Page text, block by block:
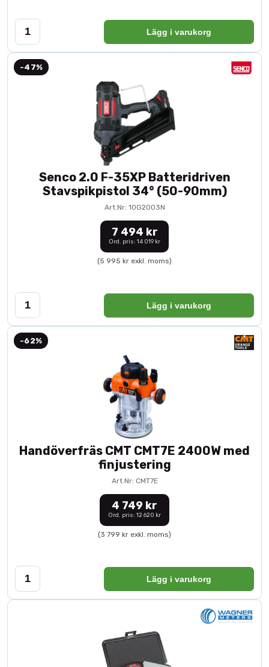
Lägg i varukorg
-47%
Senco 2.0 F-35XP Batteridriven
Stavspikpistol 34° (50-90mm)
Art.Nr: 10G2003N
7 494 kr
Ord. pris: 14 019 kr
(5 995 kr exkl. moms)
Lägg i varukorg
-62%
Handöverfräs CMT CMT7E 2400W med
finjustering
Art.Nr: CMT7E
4 749 kr
Ord. pris: 12 620 kr
(3 799 kr exkl. moms)
Lägg i varukorg